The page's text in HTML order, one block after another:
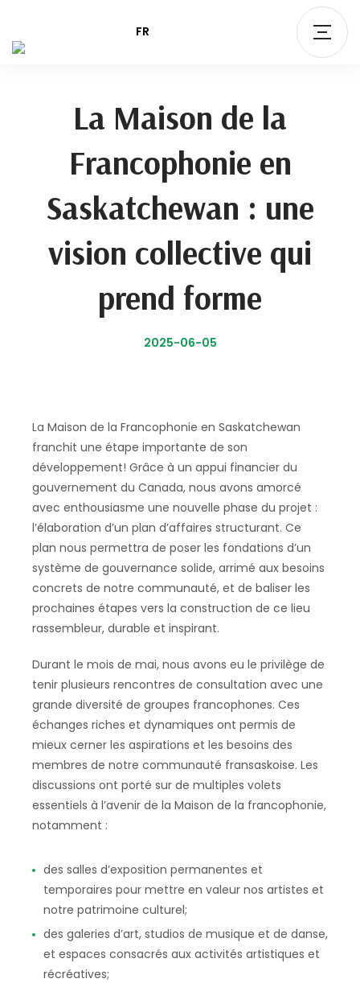
FR
La Maison de la
Francophonie en
Saskatchewan : une
vision collective qui
prend forme
2025-06-05
La Maison de la Francophonie en Saskatchewan
franchit une étape importante de son
développement! Grâce à un appui financier du
gouvernement du Canada, nous avons amorcé
avec enthousiasme une nouvelle phase du projet :
l’élaboration d’un plan d’affaires structurant. Ce
plan nous permettra de poser les fondations d’un
système de gouvernance solide, arrimé aux besoins
concrets de notre communauté, et de baliser les
prochaines étapes vers la construction de ce lieu
rassembleur, durable et inspirant.
Durant le mois de mai, nous avons eu le privilège de
tenir plusieurs rencontres de consultation avec une
grande diversité de groupes francophones. Ces
échanges riches et dynamiques ont permis de
mieux cerner les aspirations et les besoins des
membres de notre communauté fransaskoise. Les
discussions ont porté sur de multiples volets
essentiels à l’avenir de la Maison de la francophonie,
notamment :
des salles d’exposition permanentes et
temporaires pour mettre en valeur nos artistes et
notre patrimoine culturel;
des galeries d’art, studios de musique et de danse,
et espaces consacrés aux activités artistiques et
récréatives;